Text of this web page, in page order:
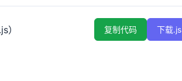
） 复制代码 下载.js